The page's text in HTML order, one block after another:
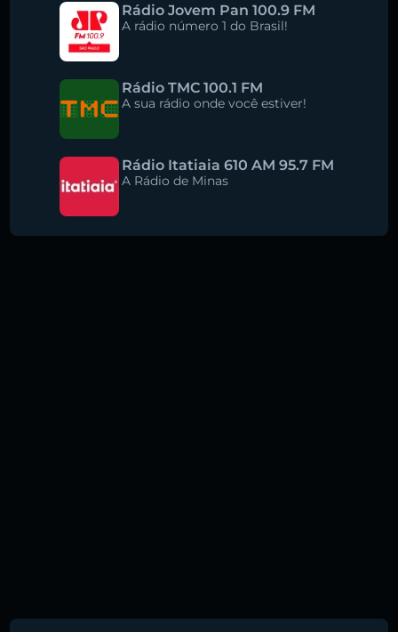
Rádio Jovem Pan 100.9 FM
A rádio número 1 do Brasil!
Rádio TMC 100.1 FM
A sua rádio onde você estiver!
Rádio Itatiaia 610 AM 95.7 FM
A Rádio de Minas